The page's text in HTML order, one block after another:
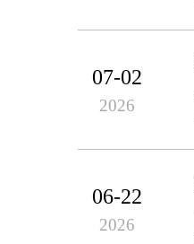
07-02
2026
06-22
2026